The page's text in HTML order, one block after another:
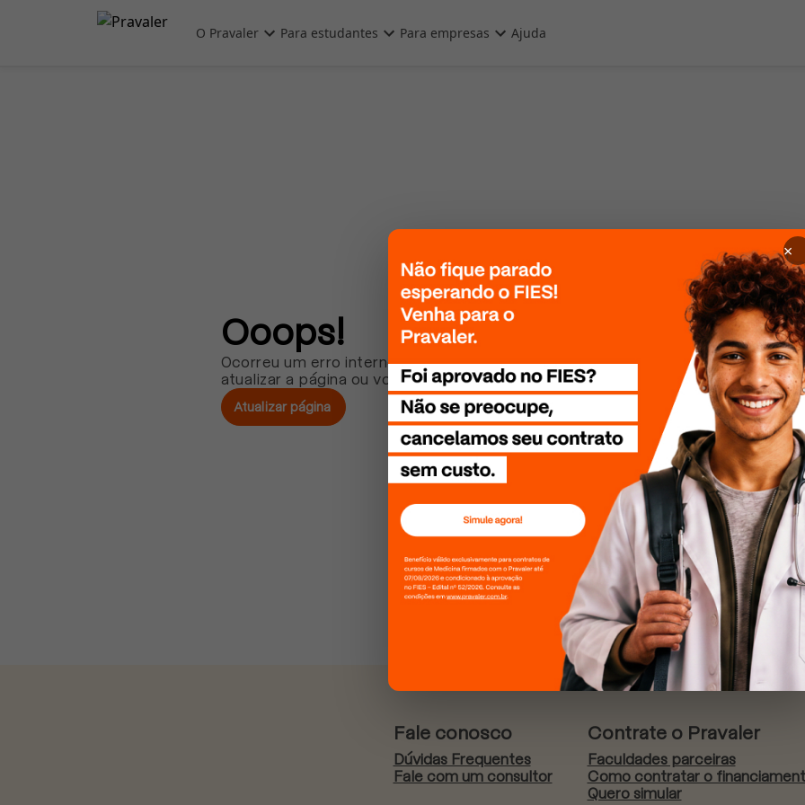
Pular para o conteúdo principal
O Pravaler Para estudantes Para empresas Ajuda
Ooops!
Ocorreu um erro interno. Por favor, tente
atualizar a página ou volte mais tarde!
Atualizar página
Fale conosco
Dúvidas Frequentes
Fale com um consultor
Contrate o Pravaler
Faculdades parceiras
Como contratar o
Quero simular
×